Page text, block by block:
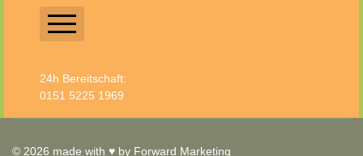
Förderverein
Impressum
24h Bereitschaft:
0151 5225 1969
© 2026 made with ♥ by Forward Marketing